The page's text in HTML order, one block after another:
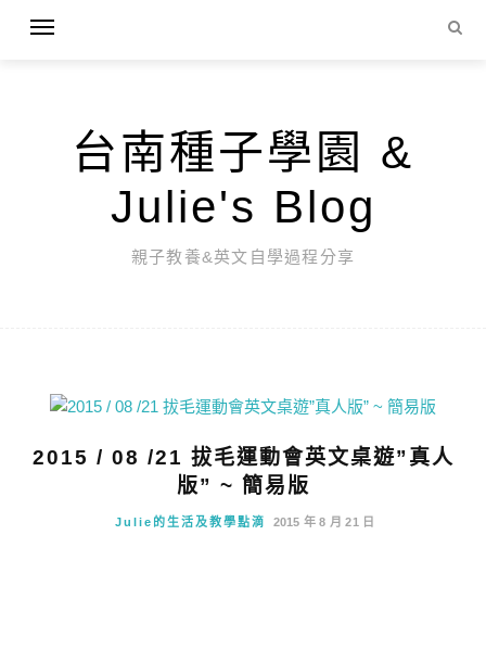
台南種子學園 &
Julie's Blog
親子教養&英文自學過程分享
2015 / 08 /21 拔毛運動會英文桌遊”真人
版” ~ 簡易版
Julie的生活及教學點滴 2015 年 8 月 21 日